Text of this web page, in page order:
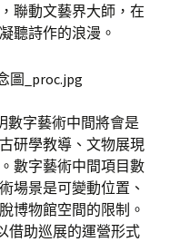
聯動文藝界大師，在
聽詩作的浪漫。
字藝術中間將會是
研學教導、文物展現
數字藝術中間項目數
場景是可變動位置、
博物館空間的限制。
借助巡展的運營形式